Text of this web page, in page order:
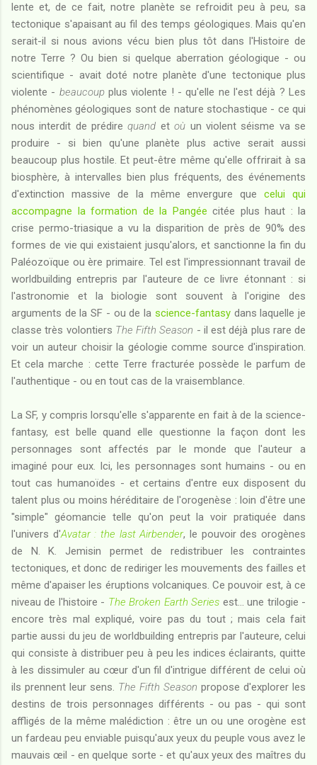
lente et, de ce fait, notre planète se refroidit peu à peu, sa
tectonique s'apaisant au fil des temps géologiques. Mais qu'en
serait-il si nous avions vécu bien plus tôt dans l'Histoire de
notre Terre ? Ou bien si quelque aberration géologique - ou
scientifique - avait doté notre planète d'une tectonique plus
violente - beaucoupplus violente ! - qu'elle ne l'est déjà ? Les
phénomènes géologiques sont de nature stochastique - ce qui
nous interdit de prédirequand etoù un violent séisme va se
produire - si bien qu'une planète plus active serait aussi
beaucoup plus hostile. Et peut-être même qu'elle offrirait à sa
biosphère, à intervalles bien plus fréquents, des événements
d'extinction massive de la même envergure quecelui qui
accompagne la formation de la Pangée citée plus haut : la
crise permo-triasique a vu la disparition de près de 90% des
formes de vie qui existaient jusqu'alors, et sanctionne la fin du
Paléozoïque ou ère primaire. Tel est l'impressionnant travail de
worldbuilding entrepris par l'auteure de ce livre étonnant : si
l'astronomie et la biologie sont souvent à l'origine des
arguments de la SF - ou de la science-fantasydans laquelle je
classe très volontiers The Fifth Season - il est déjà plus rare de
voir un auteur choisir la géologie comme source d'inspiration.
Et cela marche : cette Terre fracturée possède le parfum de
l'authentique - ou en tout cas de la vraisemblance.
La SF, y compris lorsqu'elle s'apparente en fait à de la science-
fantasy, est belle quand elle questionne la façon dont les
personnages sont affectés par le monde que l'auteur a
imaginé pour eux. Ici, les personnages sont humains - ou en
tout cas humanoïdes - et certains d'entre eux disposent du
talent plus ou moins héréditaire de l'orogenèse : loin d'être une
"simple" géomancie telle qu'on peut la voir pratiquée dans
l'univers d'Avatar : the last Airbender, le pouvoir des orogènes
de N. K. Jemisin permet de redistribuer les contraintes
tectoniques, et donc de rediriger les mouvements des failles et
même d'apaiser les éruptions volcaniques. Ce pouvoir est, à ce
niveau de l'histoire - The Broken Earth Series est... une trilogie -
encore très mal expliqué, voire pas du tout ; mais cela fait
partie aussi du jeu de worldbuilding entrepris par l'auteure, celui
qui consiste à distribuer peu à peu les indices éclairants, quitte
à les dissimuler au cœur d'un fil d'intrigue différent de celui où
ils prennent leur sens. The Fifth Season propose d'explorer les
destins de trois personnages différents - ou pas - qui sont
affligés de la même malédiction : être un ou une orogène est
un fardeau peu enviable puisqu'aux yeux du peuple vous avez le
mauvais œil - en quelque sorte - et qu'aux yeux des maîtres du